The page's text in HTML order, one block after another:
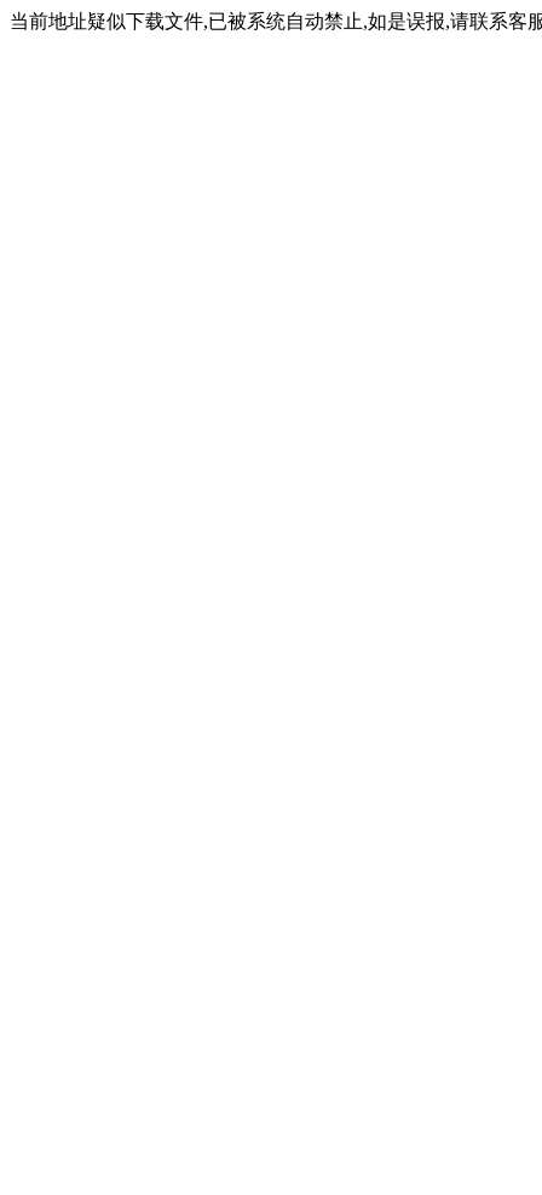
当前地址疑似下载文件,已被系统自动禁止,如是误报,请联系客